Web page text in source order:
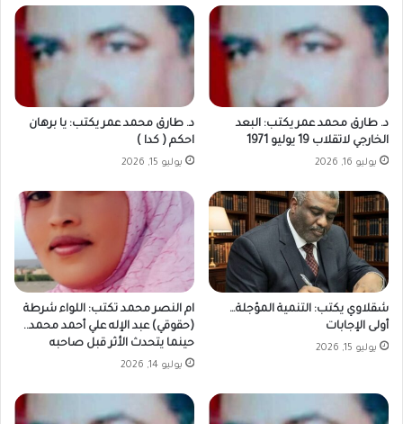
د. طارق محمد عمر يكتب: البعد
الخارجي لاتقلاب 19 يوليو 1971
يوليو 16, 2026
د. طارق محمد عمر يكتب: يا برهان
احكم ( كدا )
يوليو 15, 2026
شقلاوي يكتب: التنمية المؤجلة…
أولى الإجابات
يوليو 15, 2026
ام النصر محمد تكتب: اللواء شرطة
(حقوقي) عبد الإله علي أحمد محمد..
حينما يتحدث الأثر قبل صاحبه
يوليو 14, 2026